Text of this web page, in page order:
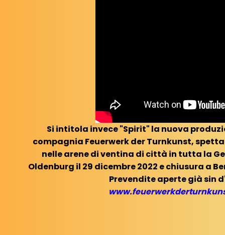
Si intitola invece "Spirit" la nuova
compagnia Feuerwerk der Turnkunst,
nelle arene di ventina di città in tutta la
Oldenburg il 29 dicembre 2022 e chiusura a
Prevendite aperte già sin